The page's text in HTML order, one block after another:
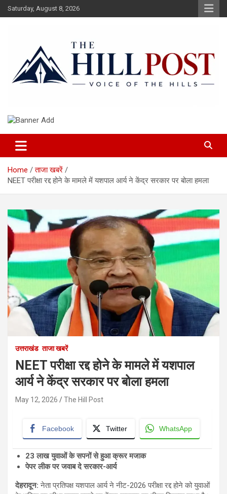
Skip
to
Saturday, August 8, 2026
The Hillpost
Home
ताजा खबरें
NEET परीक्षा रद्द होने के मामले में यशपाल आर्य ने केंद्र सरकार पर बोला हमला
उत्तराखंड ताजा खबरें
NEET परीक्षा रद्द होने के मामले में यशपाल
आर्य ने केंद्र सरकार पर बोला हमला
May 12, 2026 The Hill Post
Facebook Twitter WhatsApp
23 लाख युवाओं के सपनों से हुआ क्रूर मजाक
पेपर लीक पर जवाब दे सरकार-आर्य
देहरादून: नेता प्रतिपक्ष यशपाल आर्य ने नीट-2026 परीक्षा रद्द होने को युवाओं